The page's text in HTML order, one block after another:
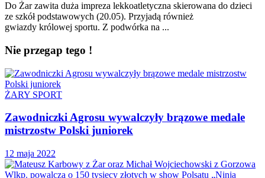
Do Żar zawita duża impreza lekkoatletyczna skierowana do dzieci
ze szkół podstawowych (20.05). Przyjadą również
gwiazdy królowej sportu. Z podwórka na ...
Nie przegap tego !
ŻARY SPORT
Zawodniczki Agrosu wywalczyły brązowe medale
mistrzostw Polski juniorek
12 maja 2022